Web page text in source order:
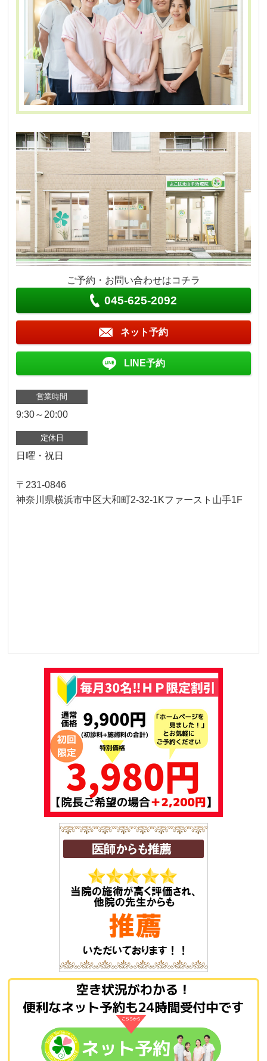
ご予約・お問い合わせはコチラ
045-625-2092
ネット予約
LINE予約
営業時間
9:30～20:00
定休日
日曜・祝日
〒231-0846
神奈川県横浜市中区大和町2-32-1Kファースト山手1F